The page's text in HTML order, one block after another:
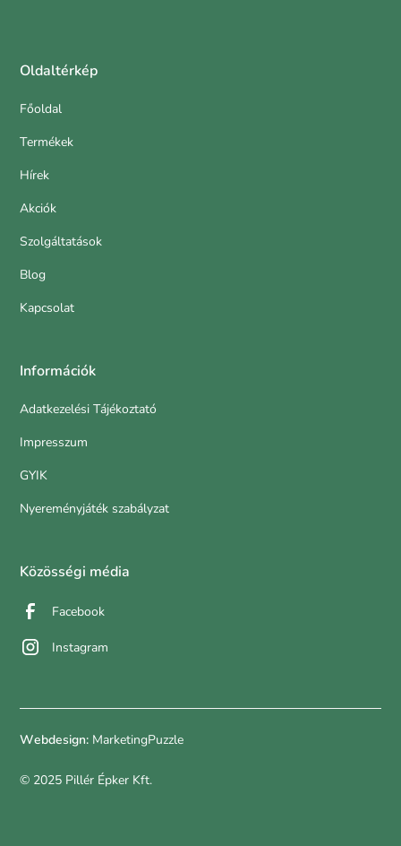
Oldaltérkép
Főoldal
Termékek
Hírek
Akciók
Szolgáltatások
Blog
Kapcsolat
Információk
Adatkezelési Tájékoztató
Impresszum
GYIK
Nyereményjáték szabályzat
Közösségi média
Facebook
Instagram
© 2025 Pillér Épker Kft.
Webdesign: MarketingPuzzle